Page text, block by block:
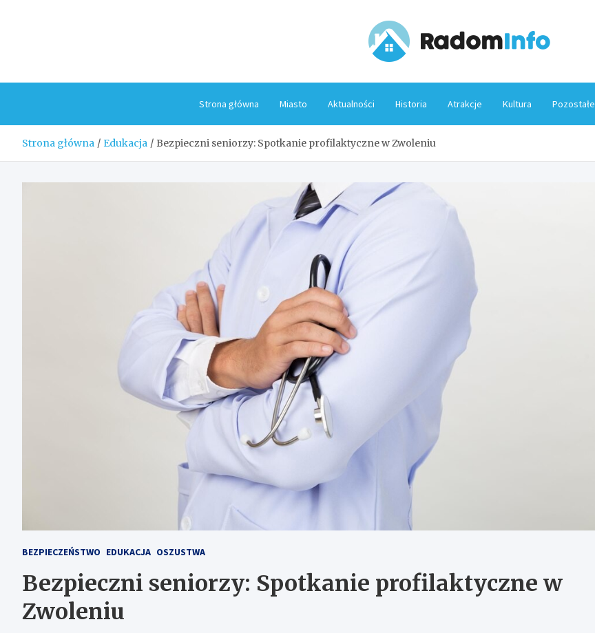
Strona główna Miasto Aktualności Historia Atrakcje Kultura Pozostałe
Strona główna Edukacja Bezpieczni seniorzy: Spotkanie profilaktyczne w Zwoleniu
BEZPIECZEŃSTWO EDUKACJA OSZUSTWA
Bezpieczni seniorzy: Spotkanie profilaktyczne w
Zwoleniu